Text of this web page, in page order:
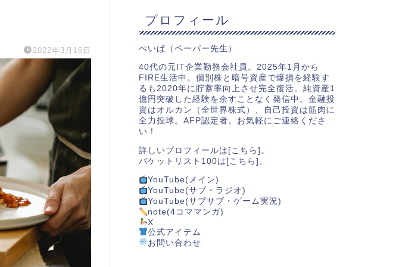
2022年3月16日
プロフィール
ぺいぱ（ペーパー先生）
40代の元IT企業勤務会社員。2025年1月から
FIRE生活中。個別株と暗号資産で爆損を経験す
るも2020年に貯蓄率向上させ完全復活。純資産1
億円突破した経験を余すことなく発信中。金融投
資はオルカン（全世界株式）、自己投資は筋肉に
全力投球。AFP認定者。お気軽にご連絡くださ
い！
詳しいプロフィールは[ こちら ]。
バケットリスト100は[ こちら ]。
YouTube(メイン)
YouTube(サブ・ラジオ)
YouTube(サブサブ・ゲーム実況)
note(4コママンガ)
X
公式アイテム
お問い合わせ